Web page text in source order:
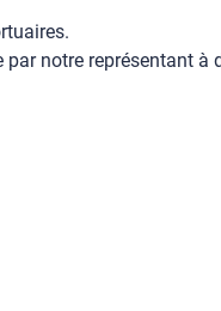
notre représentant à